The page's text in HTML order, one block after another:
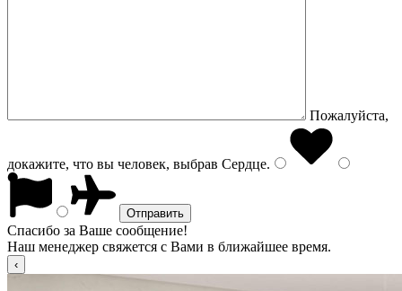
Пожалуйста,
докажите, что вы человек, выбрав Сердце.
Спасибо за Ваше сообщение!
Наш менеджер свяжется с Вами в ближайшее время.